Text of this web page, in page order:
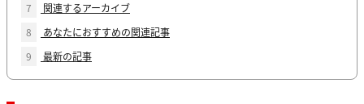
7
関連するアーカイブ
8
あなたにおすすめの関連記事
9
最新の記事